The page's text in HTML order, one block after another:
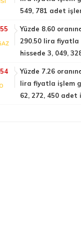
549, 781 adet
Yüzde 8.60
290.50 lira fiyatla
hissede 3, 049,
Yüzde 7.26
lira fiyatla işlem
62, 272, 450 adet